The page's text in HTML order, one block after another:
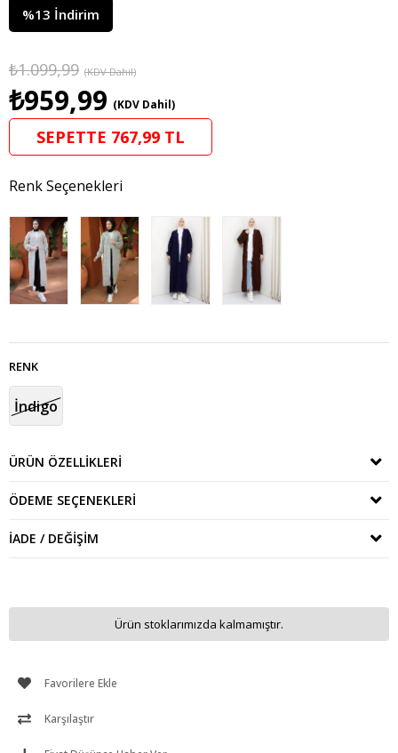
%13 İndirim
₺1.099,99 (KDV Dahil)
₺959,99 (KDV Dahil)
SEPETTE 767,99 TL
Renk Seçenekleri
RENK
İndigo
ÜRÜN ÖZELLIKLERI
ÖDEME SEÇENEKLERI
İADE / DEĞIŞIM
Ürün stoklarımızda kalmamıştır.
Favorilere Ekle
Karşılaştır